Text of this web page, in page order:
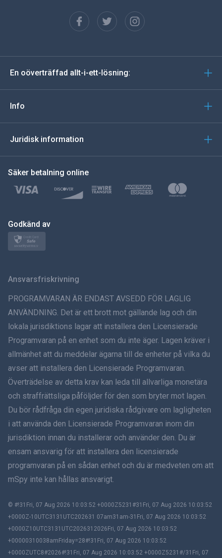
Spanska
tyska
Türkçe
Polski
ภาษาไทย
Dansk
हिंदी
עברית
Română
Ελληνικά
繁體中文
Slovenčina
En oöverträffad allt-i-ett-lösning:
Info
Juridisk information
Säker betalning online
Godkänd av
Ansvarsfriskrivning
PROGRAMVARAN ÄR ENDAST AVSEDD FÖR LAGLIG
ANVÄNDNING. Det är ett brott mot gällande lag och din
lokala jurisdiktions lagar att installera den Licensierade
Programvaran på en enhet som du inte äger. Lagen kräver i
allmänhet att du meddelar ägarna till de enheter på vilka du
avser att installera den Licensierade Programvaran.
Överträdelse av detta krav kan leda till allvarliga monetära
och straffrättsliga påföljder för den som bryter mot lagen.
Du bör rådfråga din egen juridiska rådgivare om lagligheten
i att använda den Licensierade Programvaran inom din
jurisdiktion innan du installerar och använder den. Du är
ensam ansvarig för att installera den licensierade
programvaran på en sådan enhet och du är medveten om att
mSpy inte kan hållas ansvarigt.
© #!31Fri, 07 Aug 2026 10:03:52 +0000Z5231#31Fri, 07 Aug 2026 10:03:52
+0000Z-10UTC3131UTC202631 07am31am-31Fri, 07 Aug 2026 10:03:52
+0000Z10UTC3131UTC2026312026Fri, 07 Aug 2026 10:03:52
+00000310038amFriday=28#!31Fri, 07 Aug 2026 10:03:52
+0000ZUTC8#2026#!31Fri, 07 Aug 2026 10:03:52 +0000Z5231#/31Fri, 07